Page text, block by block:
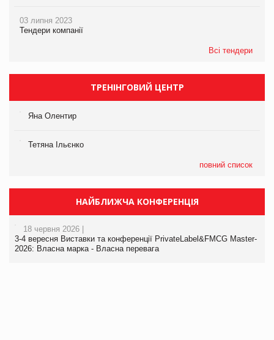
03 липня 2023
Тендери компанії
Всі тендери
ТРЕНІНГОВИЙ ЦЕНТР
Яна Олентир
Тетяна Ільєнко
повний список
НАЙБЛИЖЧА КОНФЕРЕНЦІЯ
18 червня 2026 |
3-4 вересня Виставки та конференції PrivateLabel&FMCG Master-
2026: Власна марка - Власна перевага